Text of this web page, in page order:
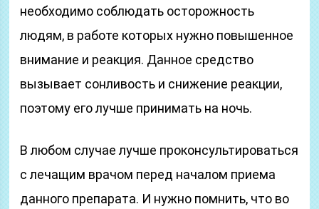
необходимо соблюдать осторожность
людям, в работе которых нужно повышенное
внимание и реакция. Данное средство
вызывает сонливость и снижение реакции,
поэтому его лучше принимать на ночь.
В любом случае лучше проконсультироваться
с лечащим врачом перед началом приема
данного препарата. И нужно помнить, что во